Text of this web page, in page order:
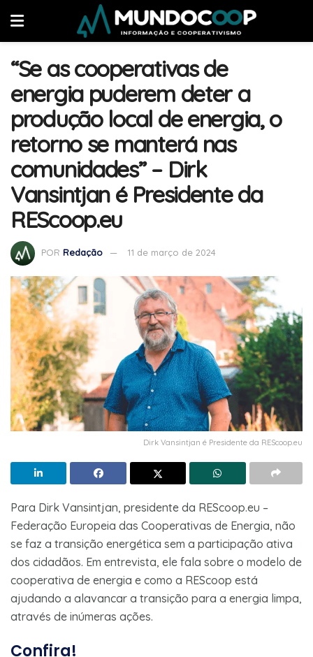
“Se as cooperativas de
energia puderem deter a
produção local de energia, o
retorno se manterá nas
comunidades” – Dirk
Vansintjan é Presidente da
REScoop.eu
POR Redação 11 de março de 2024
Dirk Vansintjan é Presidente da REScoop.eu
Para Dirk Vansintjan, presidente da REScoop.eu –
Federação Europeia das Cooperativas de Energia, não
se faz a transição energética sem a participação ativa
dos cidadãos. Em entrevista, ele fala sobre o modelo de
cooperativa de energia e como a REScoop está
ajudando a alavancar a transição para a energia limpa,
através de inúmeras ações.
Confira!